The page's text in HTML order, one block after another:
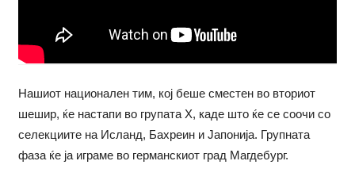
Нашиот национален тим, кој беше сместен во вториот
шешир, ќе настапи во групата Х, каде што ќе се соочи со
селекциите на Исланд, Бахреин и Јапонија. Групната
фаза ќе ја играме во германскиот град Магдебург.